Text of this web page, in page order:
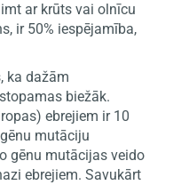
ar krūts vai olnīcu
ir 50% iespējamība,
ka dažām
biežāk.
ebrejiem ir 10
mutāciju
gēnu mutācijas veido
ebrejiem. Savukārt